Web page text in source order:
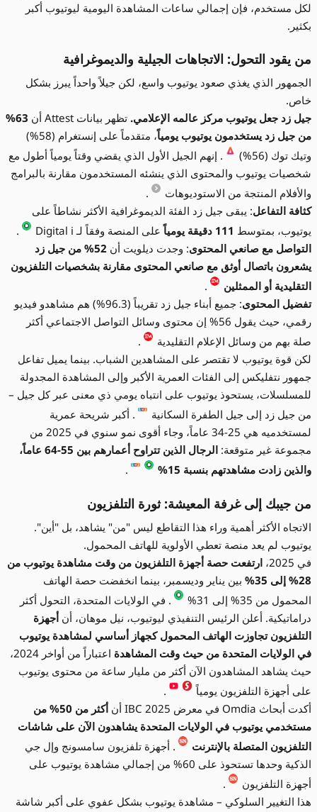
لكل مستخدم، فإن إجمالي ساعات المشاهدة اليومية ليوتيوب أكبر
بكثير.
من يقود التحول: الاتجاهات الجيلية والديموغرافية
الجمهور الذي يغذي صعود يوتيوب واسع، لكن جيلاً واحداً يبرز بشكل
خاص.
جيل زد جعل يوتيوب مركز عالمه الإعلامي. تظهر بيانات Attest أن
63%
من جيل زد يستخدمون يوتيوب يومياً
، متقدماً على إنستغرام (58%)
وتيك توك (56%)
. إنهم الجيل الأول الذي يقضي وقتاً يومياً أطول مع
شخصيات يوتيوب والمحتوى الذي ينشئه المستخدمون مقارنة بالبرامج
والأفلام المنتجة من الاستوديوهات
.
كثافة التفاعل: يبقى جيل زد الفئة الديموغرافية الأكثر نشاطاً على
يوتيوب، بمتوسط 111 دقيقة يومياً على المنصة وفقاً لـ Digital i
.
التواصل مع صانعي المحتوى: وجدت ديلويت أن
52% من جيل زد
يشعرون باتصال أوثق مع صانعي المحتوى مقارنة بشخصيات التلفزيون
التقليدية أو الممثلين
.
تفضيل المحتوى
: جميع أبناء جيل زد تقريباً (96.3%) هم مشاهدو فيديو
رقمي، حيث يقول 56% إن محتوى وسائل التواصل الاجتماعي أكثر
صلة بهم من وسائل الإعلام التقليدية
.
لكن قوة يوتيوب لا تقتصر على المشاهدين الشباب. بينما يميل تفاعل
جمهور نتفليكس إلى الفئات العمرية الأكبر وإلى المشاهدة المجدولة
للمسلسلات، يستحوذ يوتيوب على انتباه يومي ذي معنى عبر كل جيل –
من جيل زد إلى جيل الطفرة السكانية
. أكبر شريحة عمرية
لمستخدميه هي 25-34 عاماً، وجاء أقوى نمو سنوي في 2025 من
مجموعة غير متوقعة:
الرجال الذين تتراوح أعمارهم بين 55-64 عاماً،
والذين زادت مشاهدتهم بنسبة 15%
.
من جيبك إلى غرفة المعيشة: ثورة التلفزيون
الاتجاه الأكثر أهمية وراء هذا التقاطع ليس "من" يشاهد، بل "أين".
يوتيوب لم يعد منصة تعطي الأولوية للهاتف المحمول.
في 2025،
ارتفعت حصة أجهزة التلفزيون من وقت مشاهدة يوتيوب من
28% إلى 35%
بين يناير وديسمبر، بينما انخفضت حصة الهاتف
المحمول من 35% إلى 31%
. في الولايات المتحدة، التحول أكثر
دراماتيكية. أعلن الرئيس التنفيذي ليوتيوب، نيل موهان، أن أجهزة
التلفزيون تجاوزت الهاتف المحمول كجهاز أساسي لمشاهدة يوتيوب
في الولايات المتحدة من حيث وقت المشاهدة
اعتباراً من أواخر 2024،
حيث يشاهد المشاهدون الآن أكثر من مليار ساعة من محتوى يوتيوب
على أجهزة التلفزيون يومياً
.
أكدت أبحاث Omdia في معرض IBC 2025 أن
أكثر من 50% من
مستخدمي يوتيوب في الولايات المتحدة يشاهدون الآن على شاشات
التلفزيون المتصلة بالإنترنت
. أجهزة تلفزيون سامسونج وإل جي
الذكية وحدها تستحوذ على 60% من إجمالي مشاهدة يوتيوب على
أجهزة التلفزيون
.
هذا التغيير السلوكي – مشاهدة يوتيوب بشكل عفوي على أكبر شاشة